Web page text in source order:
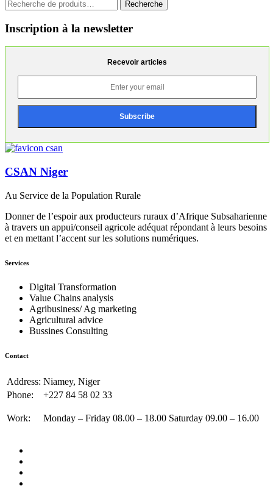
Recherche
pour :
Recherche
Inscription à la newsletter
Recevoir articles
CSAN Niger
Au Service de la Population Rurale
Donner de l’espoir aux producteurs ruraux d’Afrique Subsaharienne
à travers un appui/conseil agricole adéquat répondant à leurs besoins
et en mettant l’accent sur les solutions numériques.
Services
Digital Transformation
Value Chains analysis
Agribusiness/ Ag marketing
Agricultural advice
Bussines Consulting
Contact
Address: Niamey, Niger
Phone:
+227 84 58 02 33
Work: Monday – Friday 08.00 – 18.00 Saturday 09.00 – 16.00